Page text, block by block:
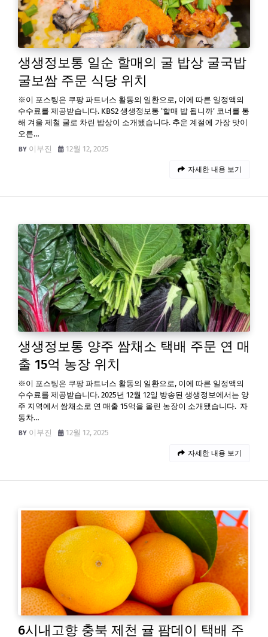
생생정보통 일순 할매의 굴 밥상 굴국밥
굴보쌈 주문 식당 위치
※이 포스팅은 쿠팡 파트너스 활동의 일환으로, 이에 따른 일정액의
수수료를 제공받습니다. KBS2 생생정보통 ‘할매 밥 됩니까’ 코너를 통
해 겨울 제철 굴로 차린 밥상이 소개됐습니다. 추운 계절에 가장 맛이
오른…
이부진
12월 12, 2025
자세한 내용 보기
생생정보통 양주 쌈채소 택배 주문 연 매
출 15억 농장 위치
※이 포스팅은 쿠팡 파트너스 활동의 일환으로, 이에 따른 일정액의
수수료를 제공받습니다. 2025년 12월 12일 방송된 생생정보에서는 양
주 지역에서 쌈채소로 연 매출 15억을 올린 농장이 소개됐습니다. 자
동차…
이부진
12월 12, 2025
자세한 내용 보기
6시내고향 충북 제천 귤 팜데이 택배 주